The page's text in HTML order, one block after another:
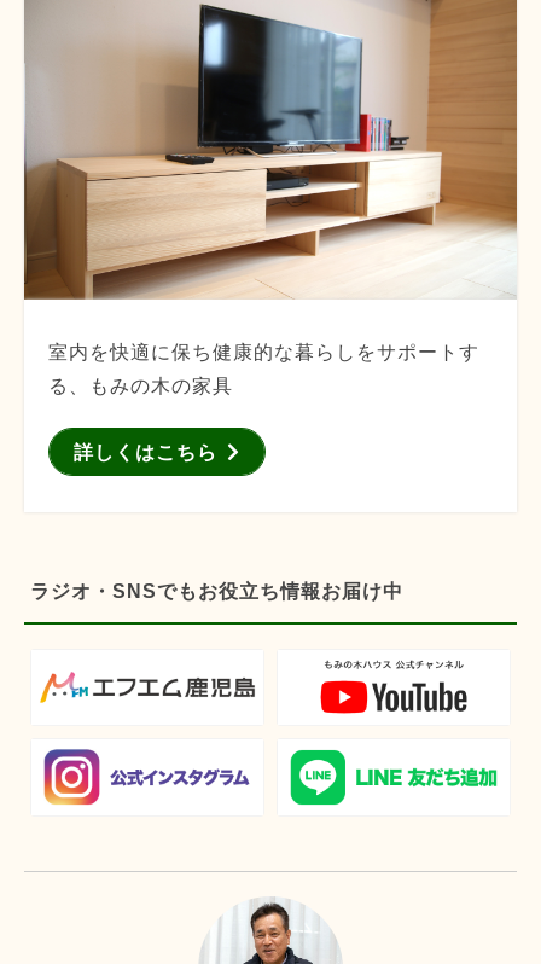
室内を快適に保ち健康的な暮らしをサポートす
る、もみの木の家具
詳しくはこちら
ラジオ・SNSでもお役立ち情報お届け中